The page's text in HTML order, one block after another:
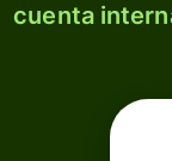
cuenta